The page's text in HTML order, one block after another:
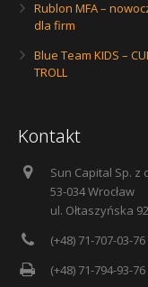
Rublon MFA –
dla firm
Blue Team KIDS –
TROLL
Kontakt
Sun Capital Sp. z
53-034 Wrocław
ul. Ołtaszyńska
(+48) 71-707-03-
(+48) 71-794-93-76